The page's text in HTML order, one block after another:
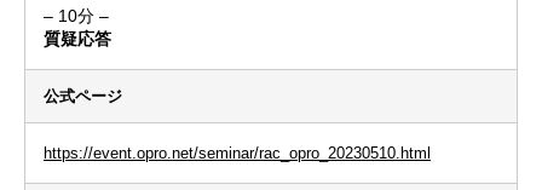
– 10分 –
質疑応答
公式ページ
https://event.opro.net/seminar/rac_opro_20230510.html